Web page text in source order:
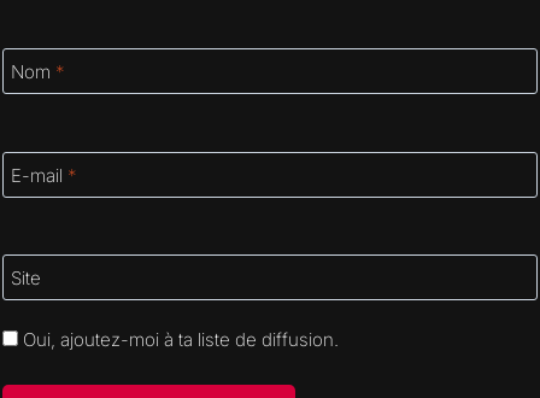
Nom *
E-mail *
Site
Oui, ajoutez-moi à ta liste de diffusion.